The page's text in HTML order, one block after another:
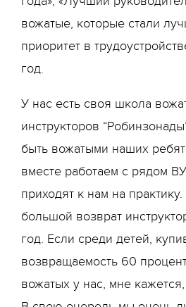
вожатые, которые стали
приоритет в
год.
У нас есть своя школа
инструкторов
быть вожатыми наших
вместе работаем с рядом
приходят к нам на
большой возврат
год. Если среди детей,
возвращаемость 60
вожатых у нас, мне